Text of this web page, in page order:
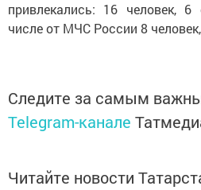
привлекались: 16 человек,
числе от МЧС России 8
Следите за самым
Telegram-канале
Читайте новости